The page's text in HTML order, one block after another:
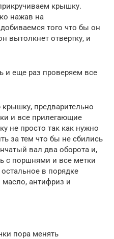
крышку.
нажав на
того что бы он
вытолкнет отвертку, и
и еще раз проверяем все
предварительно
и все прилегающие
не просто так как нужно
за тем что бы не сбились
вал два оборота и,
с поршнями и все метки
в порядке
антифриз и
пора менять